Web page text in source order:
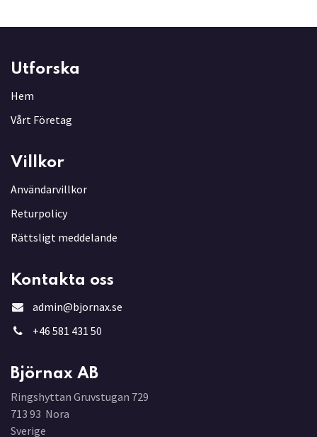
Utforska
Hem
Vårt Företag
Villkor
Användarvillkor
Returpolicy
Rättsligt meddelande
Kontakta oss
admin@bjornax.se
+46 581 431 50
Björnax AB
Ringshyttan Gruvstugan 729
713 93 Nora
Sverige